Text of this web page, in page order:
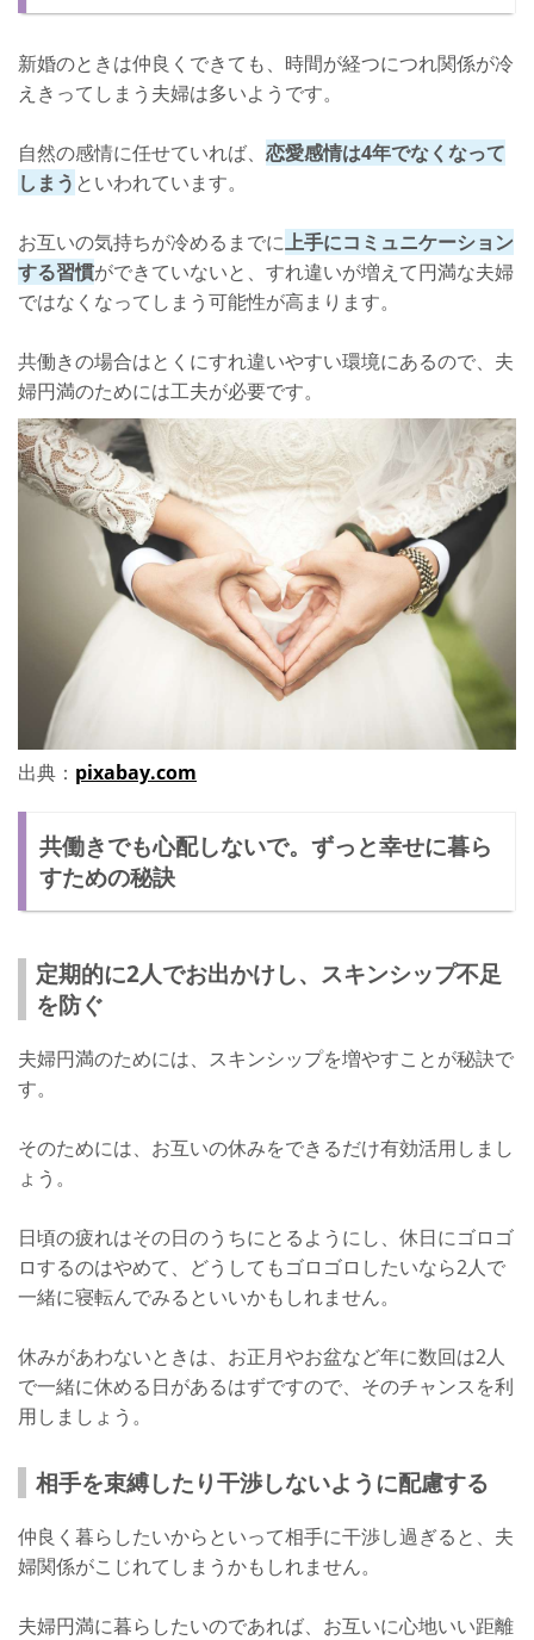
新婚のときは仲良くできても、時間が経つにつれ関係が冷
えきってしまう夫婦は多いようです。
自然の感情に任せていれば、 恋愛感情は4年でなくなって
しまう といわれています。
お互いの気持ちが冷めるまでに上手にコミュニケーション
する習慣ができていないと、すれ違いが増えて円満な夫婦
ではなくなってしまう可能性が高まります。
共働きの場合はとくにすれ違いやすい環境にあるので、夫
婦円満のためには工夫が必要です。
出典： pixabay.com
共働きでも心配しないで。ずっと幸せに暮ら
すための秘訣
定期的に2人でお出かけし、スキンシップ不足
を防ぐ
夫婦円満のためには、スキンシップを増やすことが秘訣で
す。
そのためには、お互いの休みをできるだけ有効活用しまし
ょう。
日頃の疲れはその日のうちにとるようにし、休日にゴロゴ
ロするのはやめて、どうしてもゴロゴロしたいなら2人で
一緒に寝転んでみるといいかもしれません。
休みがあわないときは、お正月やお盆など年に数回は2人
で一緒に休める日があるはずですので、そのチャンスを利
用しましょう。
相手を束縛したり干渉しないように配慮する
仲良く暮らしたいからといって相手に干渉し過ぎると、夫
婦関係がこじれてしまうかもしれません。
夫婦円満に暮らしたいのであれば、お互いに心地いい距離